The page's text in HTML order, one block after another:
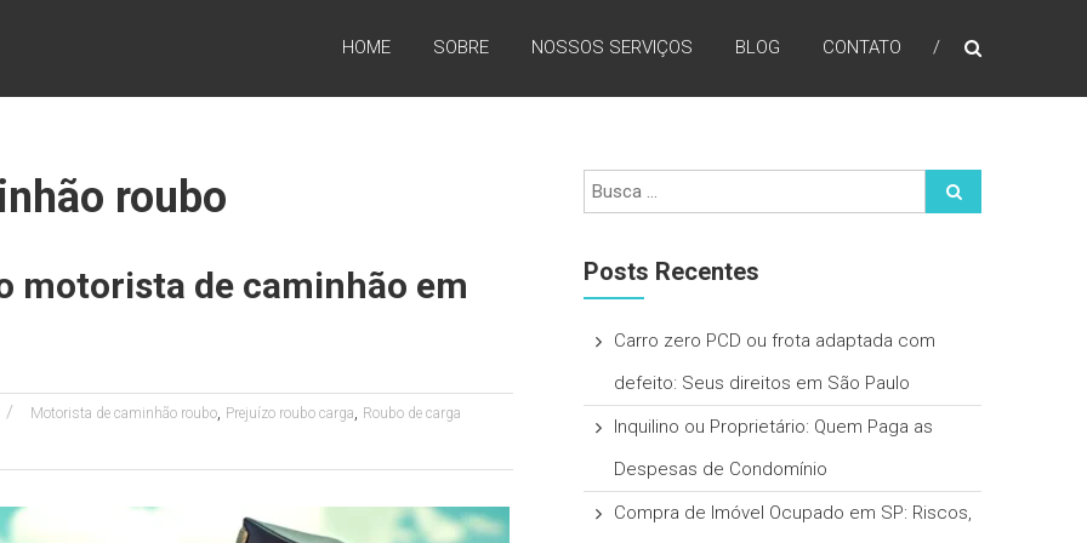
HOME SOBRE NOSSOS SERVIÇOS BLOG CONTATO
roubo
motorista de caminhão em
Motorista de caminhão roubo, Prejuízo roubo carga, Roubo de carga
Posts Recentes
Carro zero PCD ou frota adaptada com
defeito: Seus direitos em São Paulo
Inquilino ou Proprietário: Quem Paga as
Despesas de Condomínio
Compra de Imóvel Ocupado em SP: Riscos,